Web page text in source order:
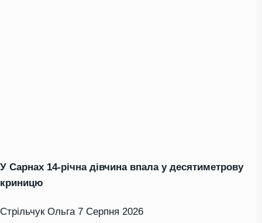
У Сарнах 14-річна дівчина впала у десятиметрову
криницю
Стрільчук Ольга 7 Серпня 2026